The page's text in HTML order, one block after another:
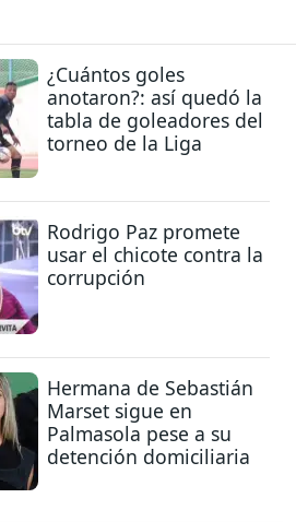
¿Cuántos goles
anotaron?: así quedó la
tabla de goleadores del
torneo de la Liga
Rodrigo Paz promete
usar el chicote contra la
corrupción
Hermana de Sebastián
Marset sigue en
Palmasola pese a su
detención domiciliaria